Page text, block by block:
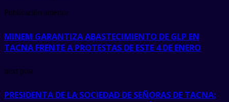
Publicación anterior
MINEM GARANTIZA ABASTECIMIENTO DE GLP EN
TACNA FRENTE A PROTESTAS DE ESTE 4 DE ENERO
next post
PRESIDENTA DE LA SOCIEDAD DE SEÑORAS DE TACNA: